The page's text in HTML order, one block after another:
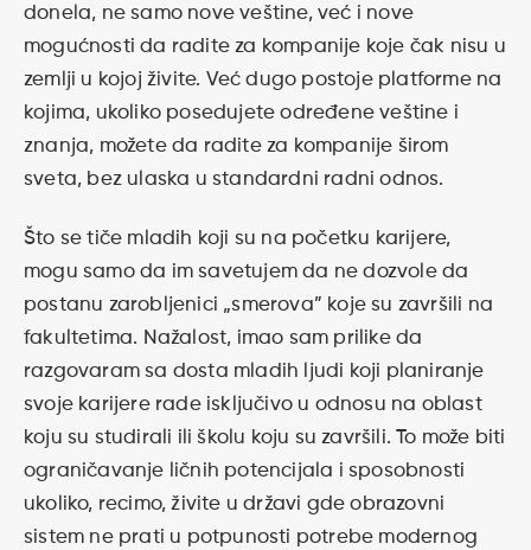
donela, ne samo nove veštine, već i nove
mogućnosti da radite za kompanije koje čak nisu u
zemlji u kojoj živite. Već dugo postoje platforme na
kojima, ukoliko posedujete određene veštine i
znanja, možete da radite za kompanije širom
sveta, bez ulaska u standardni radni odnos.
Što se tiče mladih koji su na početku karijere,
mogu samo da im savetujem da ne dozvole da
postanu zarobljenici „smerova” koje su završili na
fakultetima. Nažalost, imao sam prilike da
razgovaram sa dosta mladih ljudi koji planiranje
svoje karijere rade isključivo u odnosu na oblast
koju su studirali ili školu koju su završili. To može biti
ograničavanje ličnih potencijala i sposobnosti
ukoliko, recimo, živite u državi gde obrazovni
sistem ne prati u potpunosti potrebe modernog